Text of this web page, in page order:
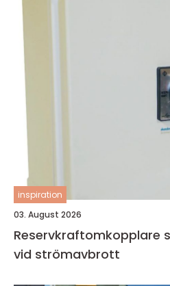
inspiration
03. August 2026
Reservkraftomkopplare så skapas trygg el
vid strömavbrott